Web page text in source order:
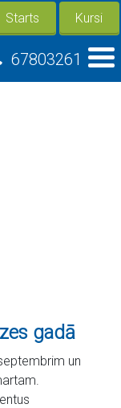
67803261
Starts Kursi
gadā
un